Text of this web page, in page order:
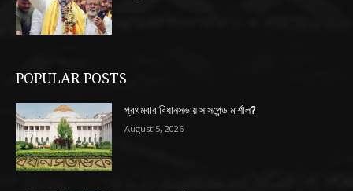
POPULAR POSTS
প্রথমবার বিধানসভায় সাসপেন্ড মার্শাল?
August 5, 2026